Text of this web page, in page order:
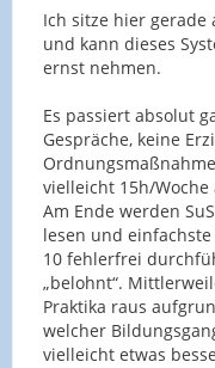
Ich sitze hier gerade
und kann dieses
ernst nehmen.
Es passiert absolut
Gespräche, keine
vielleicht 15h/
Am Ende werden
lesen und
10 fehlerfrei
„belohnt“.
Praktika raus
welcher
vielleicht etwas